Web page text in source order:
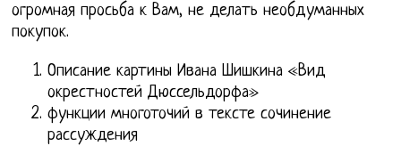
огромная просьба к Вам, не делать необдуманных
покупок.
Описание картины Ивана Шишкина «Вид
окрестностей Дюссельдорфа»
функции многоточий в тексте сочинение
рассуждения